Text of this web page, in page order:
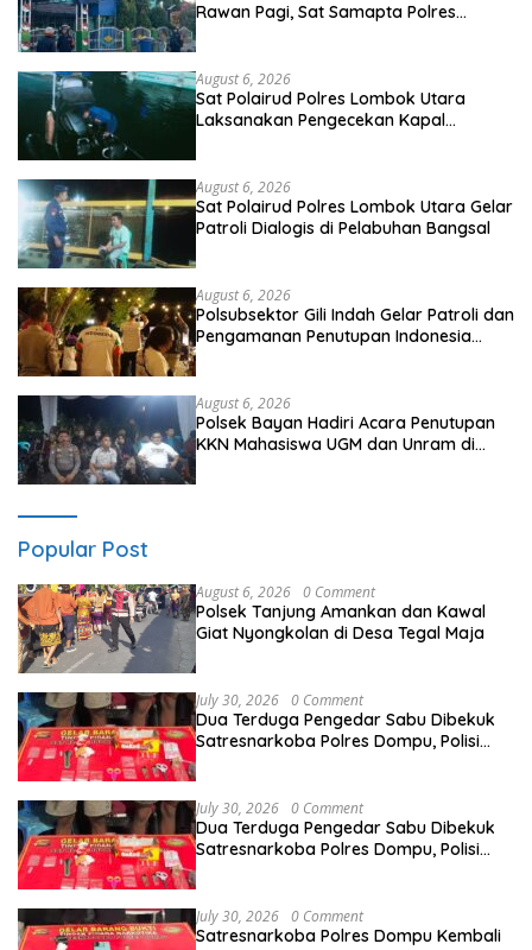
Rawan Pagi, Sat Samapta Polres
August 6, 2026
Sat Polairud Polres Lombok Utara
Laksanakan Pengecekan Kapal
August 6, 2026
Sat Polairud Polres Lombok Utara Gelar
Patroli Dialogis di Pelabuhan Bangsal
August 6, 2026
Polsubsektor Gili Indah Gelar Patroli dan
Pengamanan Penutupan Indonesia
August 6, 2026
Polsek Bayan Hadiri Acara Penutupan
KKN Mahasiswa UGM dan Unram di
Popular Post
August 6, 2026 0 Comment
Polsek Tanjung Amankan dan Kawal
Giat Nyongkolan di Desa Tegal Maja
July 30, 2026 0 Comment
Dua Terduga Pengedar Sabu Dibekuk
Satresnarkoba Polres Dompu, Polisi
July 30, 2026 0 Comment
Dua Terduga Pengedar Sabu Dibekuk
Satresnarkoba Polres Dompu, Polisi
July 30, 2026 0 Comment
Satresnarkoba Polres Dompu Kembali